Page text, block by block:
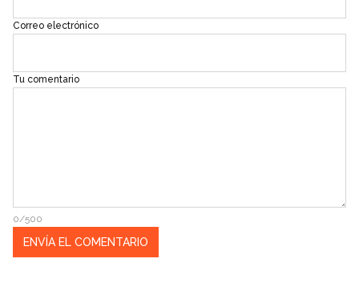
Correo electrónico
Tu comentario
0/500